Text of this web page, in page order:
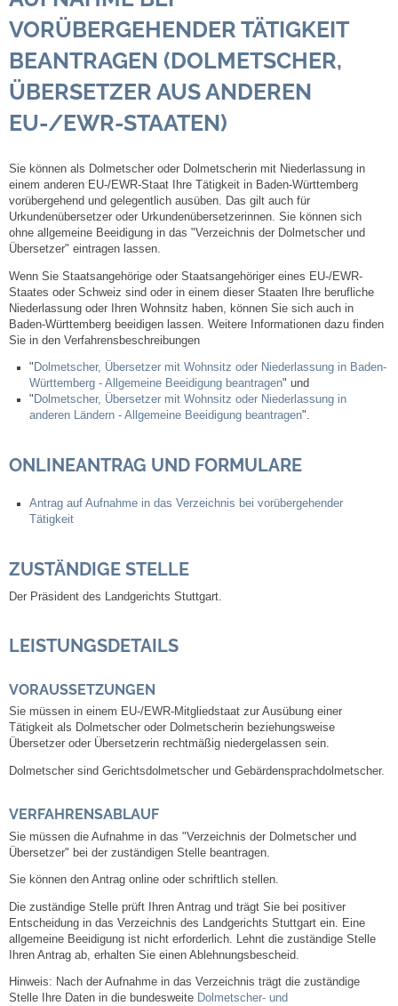
Steuern
Ortsrecht
Haushalt 2026
Trinkwasser - Härtebereich
Redaktionsstatut für das Amtsblatt
Service
Fahrplanauskünfte
Bildergalerie
Rund um den Wein
Aktuelles
Stellenangebote
Schadensmeldungen
Bürgerservice
VORÜBERGEHENDER TÄTIGKEIT
BEANTRAGEN (DOLMETSCHER,
ÜBERSETZER AUS ANDEREN
EU-/EWR-STAATEN)
Sie können als Dolmetscher oder Dolmetscherin mit Niederlassung in
einem anderen EU-/EWR-Staat Ihre Tätigkeit in Baden-Württemberg
vorübergehend und gelegentlich ausüben. Das gilt auch für
Urkundenübersetzer oder Urkundenübersetzerinnen. Sie können sich
ohne allgemeine Beeidigung in das "Verzeichnis der Dolmetscher und
Übersetzer" eintragen lassen.
Wenn Sie Staatsangehörige oder Staatsangehöriger eines EU-/EWR-
Staates oder Schweiz sind oder in einem dieser Staaten Ihre berufliche
Niederlassung oder Ihren Wohnsitz haben, können Sie sich auch in
Baden-Württemberg beeidigen lassen. Weitere Informationen dazu finden
Sie in den Verfahrensbeschreibungen
" Dolmetscher, Übersetzer mit Wohnsitz oder Niederlassung in Baden-
Württemberg - Allgemeine Beeidigung beantragen" und
" Dolmetscher, Übersetzer mit Wohnsitz oder Niederlassung in
anderen Ländern - Allgemeine Beeidigung beantragen".
ONLINEANTRAG UND FORMULARE
Antrag auf Aufnahme in das Verzeichnis bei vorübergehender
Tätigkeit
ZUSTÄNDIGE STELLE
Der Präsident des Landgerichts Stuttgart.
LEISTUNGSDETAILS
VORAUSSETZUNGEN
Sie müssen in einem EU-/EWR-Mitgliedstaat zur Ausübung einer
Tätigkeit als Dolmetscher oder Dolmetscherin beziehungsweise
Übersetzer oder Übersetzerin rechtmäßig niedergelassen sein.
Dolmetscher sind Gerichtsdolmetscher und Gebärdensprachdolmetscher.
VERFAHRENSABLAUF
Sie müssen die Aufnahme in das "Verzeichnis der Dolmetscher und
Übersetzer" bei der zuständigen Stelle beantragen.
Sie können den Antrag online oder schriftlich stellen.
Die zuständige Stelle prüft Ihren Antrag und trägt Sie bei positiver
Entscheidung in das Verzeichnis des Landgerichts Stuttgart ein. Eine
allgemeine Beeidigung ist nicht erforderlich. Lehnt die zuständige Stelle
Ihren Antrag ab, erhalten Sie einen Ablehnungsbescheid.
Hinweis: Nach der Aufnahme in das Verzeichnis trägt die zuständige
Stelle Ihre Daten in die bundesweite Dolmetscher- und